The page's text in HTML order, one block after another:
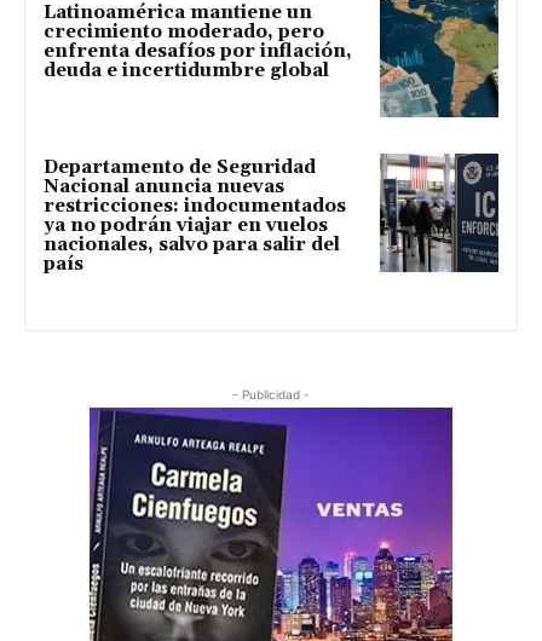
Latinoamérica mantiene un
crecimiento moderado, pero
enfrenta desafíos por inflación,
deuda e incertidumbre global
Departamento de Seguridad
Nacional anuncia nuevas
restricciones: indocumentados
ya no podrán viajar en vuelos
nacionales, salvo para salir del
país
- Publicidad -